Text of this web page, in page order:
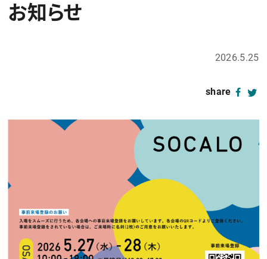
お知らせ
2026.5.25
share